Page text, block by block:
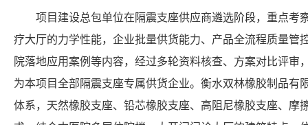
项目建设总包单位在隔震支座供应商遴选阶段，重点考
疗大厅的力学性能，企业批量供货能力、产品全流程质量管
院落地应用案例等内容，经过多轮资料核查、方案对比评审
为本项目全部隔震支座专属供货企业。衡水双林橡胶制品有
体系，天然橡胶支座、铅芯橡胶支座、高阻尼橡胶支座、摩